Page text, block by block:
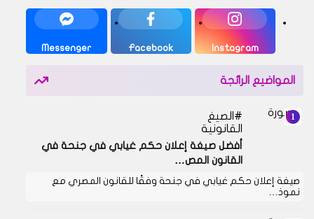
Instagram
Facebook
Messenger
المواضيع الرائجة
الصيغ
القانونية
أفضل صيغة إعلان حكم غيابي في جنحة في
القانون المص…
صيغة إعلان حكم غيابي في جنحة وفقًا للقانون المصري مع
نموذ…